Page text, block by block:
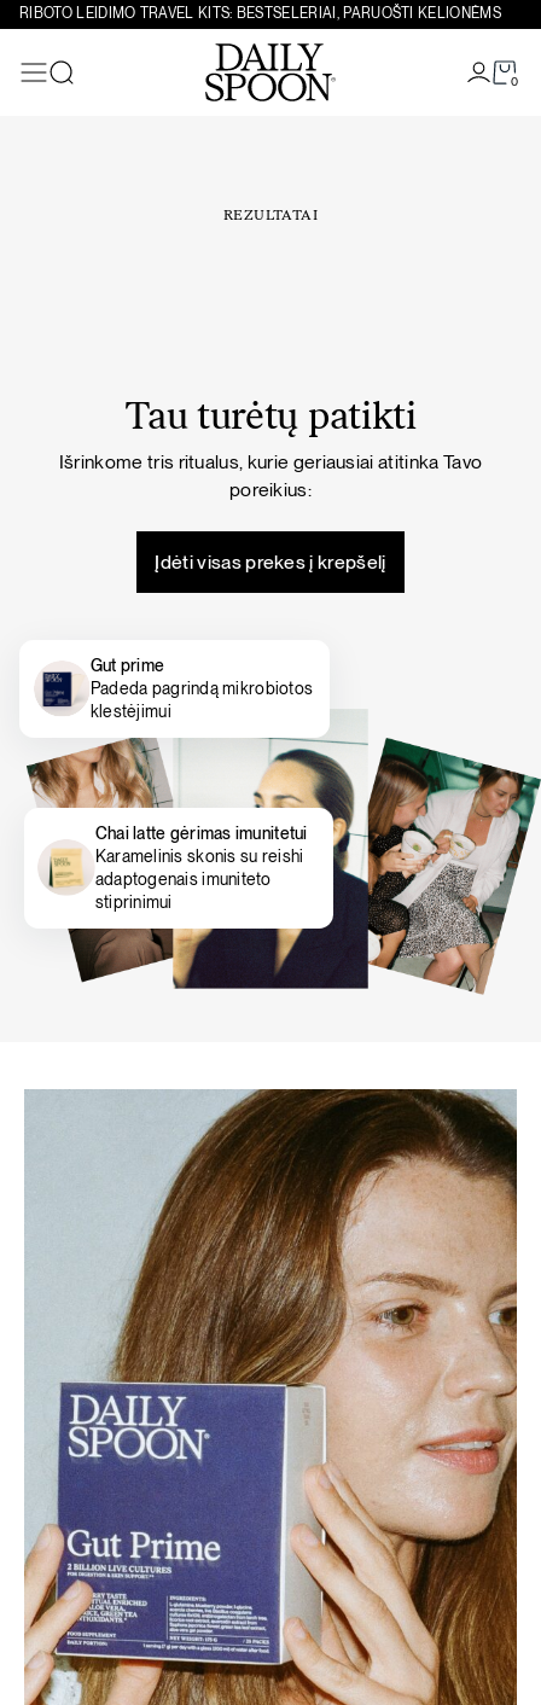
Eiti prie turinio
RIBOTO LEIDIMO TRAVEL KITS: BESTSELERIAI, PARUOŠTI KELIONĖMS
0
REZULTATAI
Tau turėtų patikti
Išrinkome tris ritualus, kurie geriausiai atitinka Tavo
poreikius:
Įdėti visas prekes į krepšelį
Gut prime
Padeda pagrindą mikrobiotos
klestėjimui
Chai latte gėrimas imunitetui
Karamelinis skonis su reishi
adaptogenais imuniteto
stiprinimui